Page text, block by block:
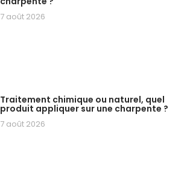
7 août 2026
Traitement chimique ou naturel, quel
produit appliquer sur une charpente ?
7 août 2026